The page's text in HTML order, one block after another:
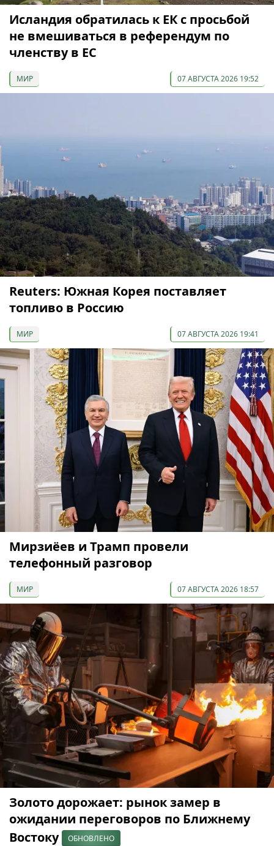
Исландия обратилась к ЕК с просьбой
не вмешиваться в референдум по
членству в ЕС
МИР 07 АВГУСТА 2026 19:52
Reuters: Южная Корея поставляет
топливо в Россию
МИР 07 АВГУСТА 2026 19:41
Мирзиёев и Трамп провели
телефонный разговор
МИР 07 АВГУСТА 2026 18:57
Золото дорожает: рынок замер в
ожидании переговоров по Ближнему
Востоку
ОБНОВЛЕНО